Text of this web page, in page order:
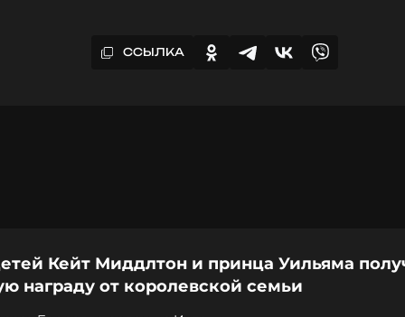
ССЫЛКА
Кейт Миддлтон и принца Уильяма
награду от королевской семьи